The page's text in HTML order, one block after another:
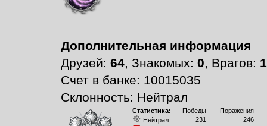
Дополнительная информация
Друзей: 64, Знакомых: 0, Врагов:
Счет в банке: 10015035
Склонность: Нейтрал
Статистика: Победы
Поражения
Нейтрал:
231
246